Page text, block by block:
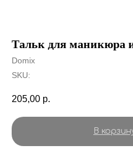
Тальк для маникюра
Domix
SKU:
205,00 р.
В